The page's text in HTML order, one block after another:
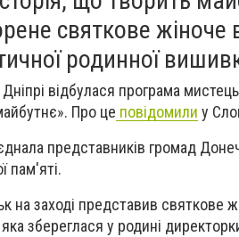
святкове
родинної
відбулася програма
Про це повідомили у
представників громад
пам'яті.
на заході представив святкове
збереглася у родині